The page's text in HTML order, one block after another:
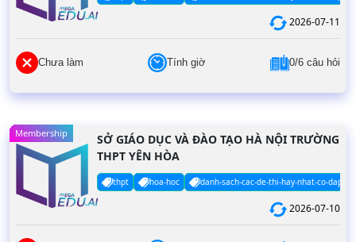
2026-07-11
Chưa làm Tính giờ 0/6 câu hỏi
Membership
SỞ GIÁO DỤC VÀ ĐÀO TẠO HÀ NỘI TRƯỜNG
THPT YÊN HÒA
thpt hoa-hoc danh-sach-cac-de-thi-hay-nhat-co-dap-an
2026-07-10